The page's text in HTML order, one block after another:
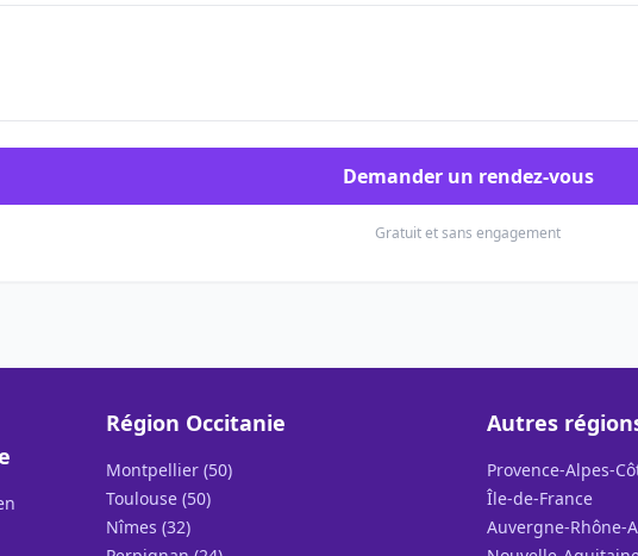
Demander un rendez-vous
Gratuit et sans engagement
Région Occitanie
Montpellier (50)
Toulouse (50)
Nîmes (32)
Autres
Provence-Alpes-
Île-de-France
Auvergne-Rhône-